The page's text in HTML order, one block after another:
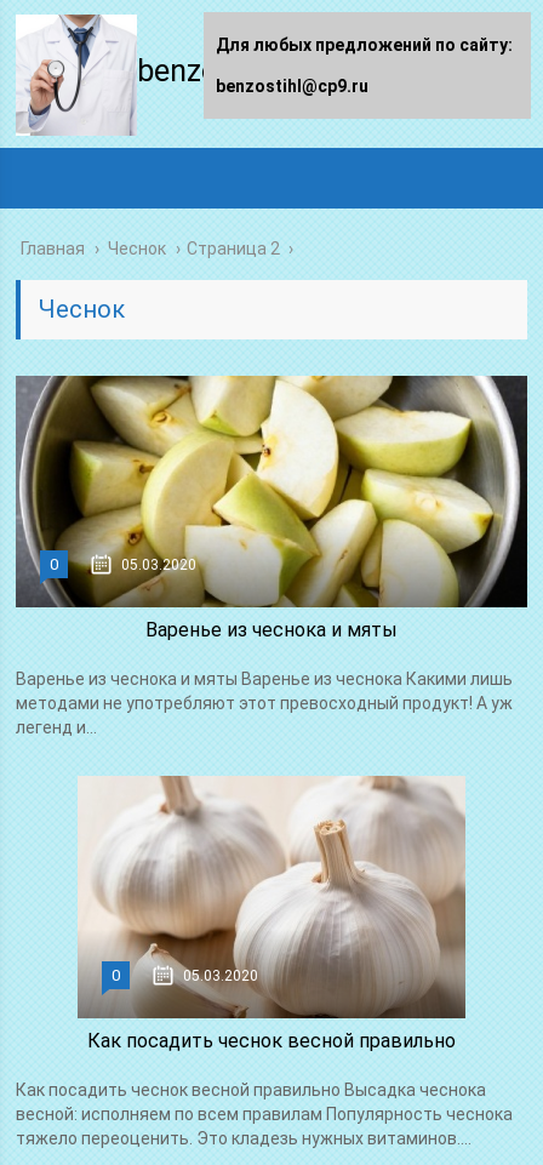
benzostihl.ru
Главная › Чеснок › Страница 2
Чеснок
0 05.03.2020
Варенье из чеснока и мяты
Варенье из чеснока и мяты Варенье из чеснока Какими лишь
методами не употребляют этот превосходный продукт! А уж
легенд и...
0 05.03.2020
Как посадить чеснок весной правильно
Как посадить чеснок весной правильно Высадка чеснока
весной: исполняем по всем правилам Популярность чеснока
тяжело переоценить. Это кладезь нужных витаминов....
Для любых предложений по сайту:
benzostihl@cp9.ru